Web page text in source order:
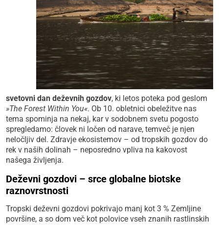
svetovni dan deževnih gozdov, ki letos poteka pod geslom
»The Forest Within You«. Ob 10. obletnici obeležitve nas
tema spominja na nekaj, kar v sodobnem svetu pogosto
spregledamo: človek ni ločen od narave, temveč je njen
neločljiv del. Zdravje ekosistemov – od tropskih gozdov do
rek v naših dolinah – neposredno vpliva na kakovost
našega življenja.
Deževni gozdovi – srce globalne biotske
raznovrstnosti
Tropski deževni gozdovi pokrivajo manj kot 3 % Zemljine
površine, a so dom več kot polovice vseh znanih rastlinskih